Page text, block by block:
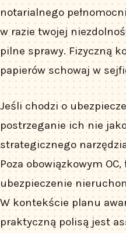
notarialnego
w razie twojej
pilne sprawy. Fizyczną
papierów schowaj w
Jeśli chodzi o
postrzeganie ich nie
strategicznego
Poza obowiązkowym
ubezpieczenie
W kontekście planu
praktyczną polisą jest